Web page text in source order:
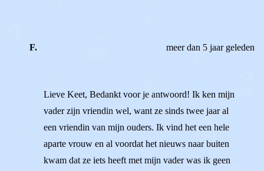
F. meer dan 5 jaar geleden
Lieve Keet, Bedankt voor je antwoord! Ik ken mijn
vader zijn vriendin wel, want ze sinds twee jaar al
een vriendin van mijn ouders. Ik vind het een hele
aparte vrouw en al voordat het nieuws naar buiten
kwam dat ze iets heeft met mijn vader was ik geen